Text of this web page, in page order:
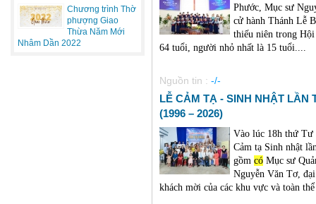
Chương trình Thờ
phượng Giao
Thừa Năm Mới
Nhâm Dần 2022
Phước, Mục sư
cử hành Thánh Lễ
thiếu niên trong
64 tuổi, người nhỏ nhất là 15 tuổi....
Nguồn tin : -/-
LỄ CẢM TẠ - SINH NHẬT LẦN
(1996 – 2026)
Vào lúc 18h thứ Tư
Cảm tạ Sinh nhật
gồm có Mục sư
Nguyễn Văn Tơ,
khách mời của các khu vực và toàn